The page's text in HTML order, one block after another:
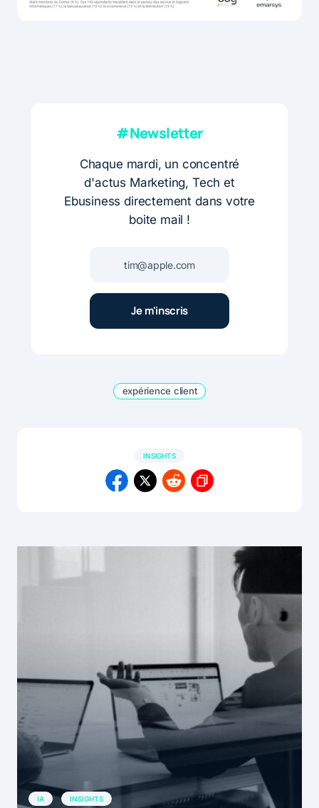
#Newsletter
Chaque mardi, un concentré
d'actus Marketing, Tech et
Ebusiness directement dans votre
boite mail !
expérience client
INSIGHTS
IA INSIGHTS